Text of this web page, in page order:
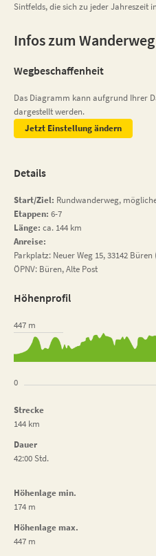
Sintfelds, die sich zu jeder Jahreszeit
Infos zum Wanderweg
Wegbeschaffenheit
Das Diagramm kann aufgrund Ihrer
dargestellt werden.
Jetzt Einstellung ändern
Details
Start/Ziel: Rundwanderweg,
Etappen: 6-7
Länge: ca. 144 km
Anreise:
Parkplatz: Neuer Weg 15, 33142
ÖPNV: Büren, Alte Post
Höhenprofil
447 m
0
Strecke
144 km
Dauer
42:00 Std.
Höhenlage min.
174 m
Höhenlage max.
447 m